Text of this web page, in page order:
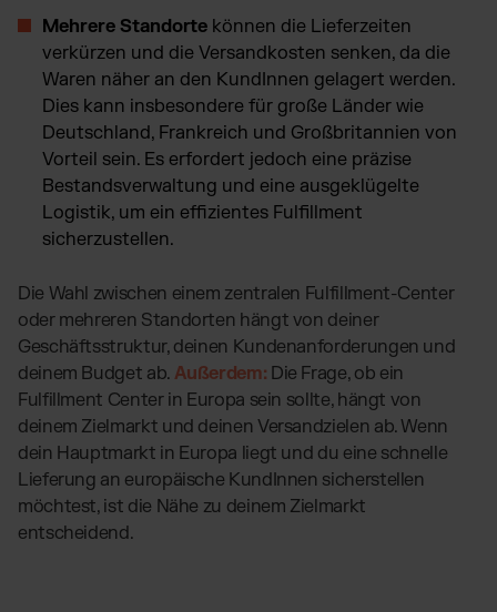
Mehrere Standorte können die Lieferzeiten
verkürzen und die Versandkosten senken, da die
Waren näher an den KundInnen gelagert werden.
Dies kann insbesondere für große Länder wie
Deutschland, Frankreich und Großbritannien von
Vorteil sein. Es erfordert jedoch eine präzise
Bestandsverwaltung und eine ausgeklügelte
Logistik, um ein effizientes Fulfillment
sicherzustellen.
Die Wahl zwischen einem zentralen Fulfillment-Center
oder mehreren Standorten hängt von deiner
Geschäftsstruktur, deinen Kundenanforderungen und
deinem Budget ab. Außerdem: Die Frage, ob ein
Fulfillment Center in Europa sein sollte, hängt von
deinem Zielmarkt und deinen Versandzielen ab. Wenn
dein Hauptmarkt in Europa liegt und du eine schnelle
Lieferung an europäische KundInnen sicherstellen
möchtest, ist die Nähe zu deinem Zielmarkt
entscheidend.